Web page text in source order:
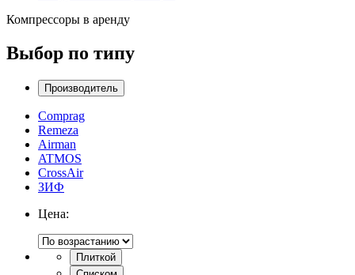
Компрессоры в аренду
Выбор по типу
Производитель
Comprag
Remeza
Airman
ATMOS
CrossAir
ЗИФ
Цена:
Плиткой